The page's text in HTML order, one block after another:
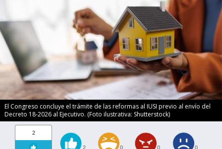
El Congreso concluye el trámite de las reformas al IUSI previo al envío del
Decreto 18-2026 al Ejecutivo. (Foto ilustrativa: Shutterstock)
2
2 0 0 0